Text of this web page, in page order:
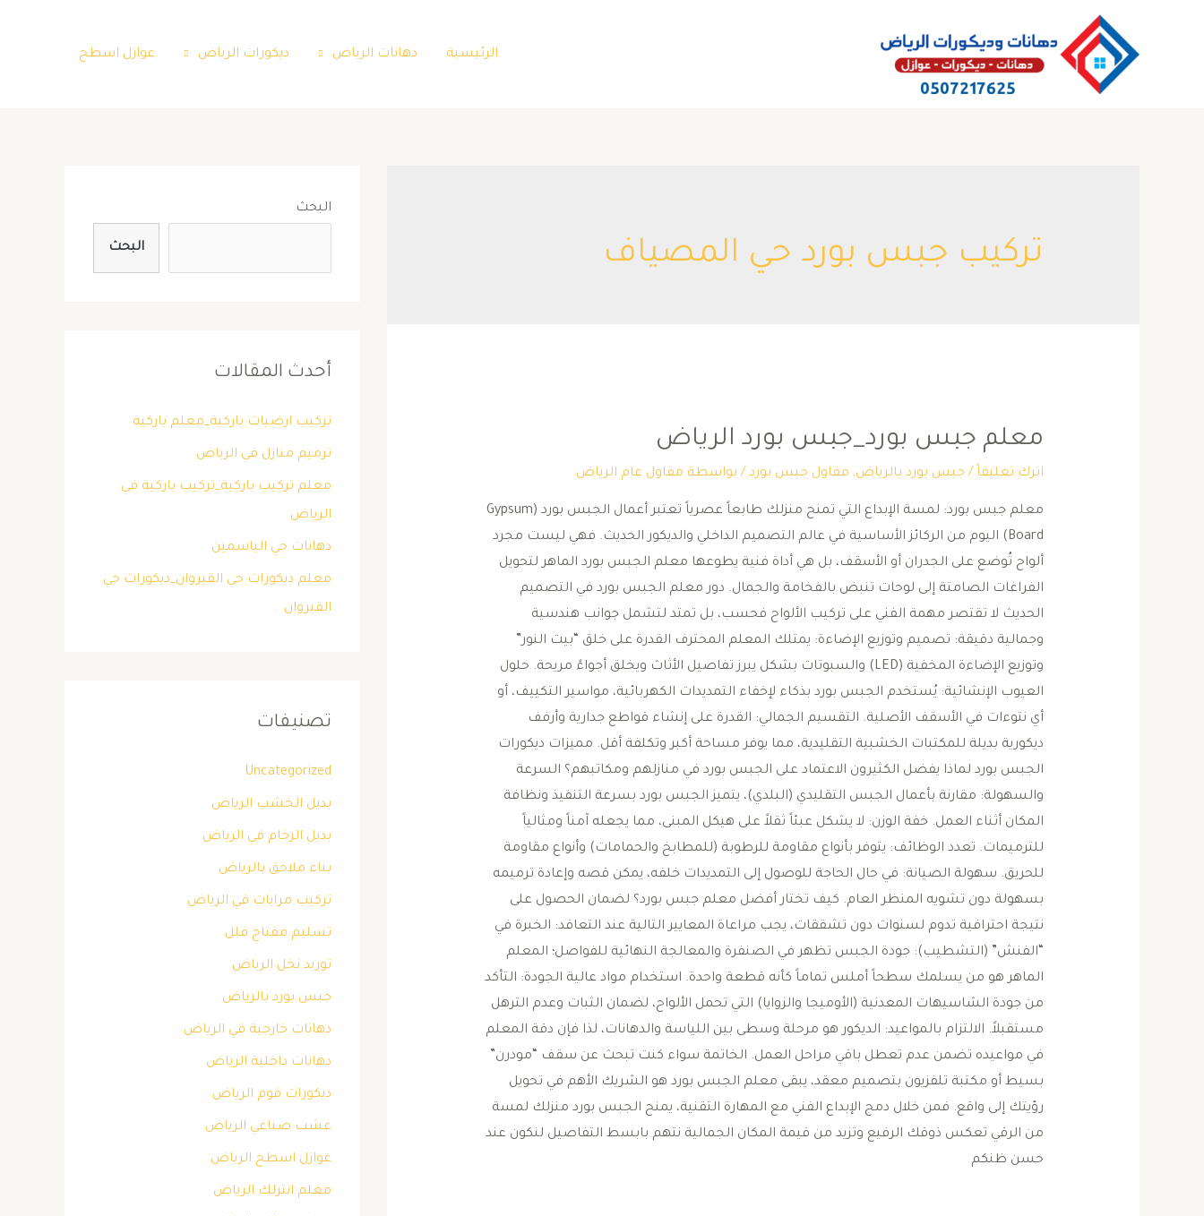
الرئيسية دهانات الرياض ديكورات الرياض عوازل اسطح
تركيب جبس بورد حي المصياف
معلم جبس بورد_جبس بورد الرياض
اترك تعليقاً /جبس بورد بالرياض, مقاول جبس بورد/ بواسطة مقاول عام الرياض
معلم جبس بورد: لمسة الإبداع التي تمنح منزلك طابعاً عصرياً ​تعتبر أعمال الجبس بورد (Gypsum
Board) اليوم من الركائز الأساسية في عالم التصميم الداخلي والديكور الحديث. فهي ليست مجرد
ألواح تُوضع على الجدران أو الأسقف، بل هي أداة فنية يطوعها معلم الجبس بورد الماهر لتحويل
الفراغات الصامتة إلى لوحات تنبض بالفخامة والجمال. ​دور معلم الجبس بورد في التصميم
الحديث ​لا تقتصر مهمة الفني على تركيب الألواح فحسب، بل تمتد لتشمل جوانب هندسية
وجمالية دقيقة: ​تصميم وتوزيع الإضاءة: يمتلك المعلم المحترف القدرة على خلق “بيت النور”
وتوزيع الإضاءة المخفية (LED) والسبوتات بشكل يبرز تفاصيل الأثاث ويخلق أجواءً مريحة. ​حلول
العيوب الإنشائية: يُستخدم الجبس بورد بذكاء لإخفاء التمديدات الكهربائية، مواسير التكييف، أو
أي نتوءات في الأسقف الأصلية. ​التقسيم الجمالي: القدرة على إنشاء قواطع جدارية وأرفف
ديكورية بديلة للمكتبات الخشبية التقليدية، مما يوفر مساحة أكبر وتكلفة أقل. ​مميزات ديكورات
الجبس بورد ​لماذا يفضل الكثيرون الاعتماد على الجبس بورد في منازلهم ومكاتبهم؟ ​السرعة
والسهولة: مقارنة بأعمال الجبس التقليدي (البلدي)، يتميز الجبس بورد بسرعة التنفيذ ونظافة
المكان أثناء العمل. ​خفة الوزن: لا يشكل عبئاً ثقلاً على هيكل المبنى، مما يجعله آمناً ومثالياً
للترميمات. ​تعدد الوظائف: يتوفر بأنواع مقاومة للرطوبة (للمطابخ والحمامات) وأنواع مقاومة
للحريق. ​سهولة الصيانة: في حال الحاجة للوصول إلى التمديدات خلفه، يمكن قصه وإعادة ترميمه
بسهولة دون تشويه المنظر العام. ​كيف تختار أفضل معلم جبس بورد؟ ​لضمان الحصول على
نتيجة احترافية تدوم لسنوات دون تشققات، يجب مراعاة المعايير التالية عند التعاقد: ​الخبرة في
“الفنش” (التشطيب): جودة الجبس تظهر في الصنفرة والمعالجة النهائية للفواصل؛ المعلم
الماهر هو من يسلمك سطحاً أملس تماماً كأنه قطعة واحدة. ​استخدام مواد عالية الجودة: التأكد
من جودة الشاسيهات المعدنية (الأوميجا والزوايا) التي تحمل الألواح، لضمان الثبات وعدم الترهل
مستقبلاً. ​الالتزام بالمواعيد: الديكور هو مرحلة وسطى بين اللياسة والدهانات، لذا فإن دقة المعلم
في مواعيده تضمن عدم تعطل باقي مراحل العمل. ​الخاتمة ​سواء كنت تبحث عن سقف “مودرن”
بسيط أو مكتبة تلفزيون بتصميم معقد، يبقى معلم الجبس بورد هو الشريك الأهم في تحويل
رؤيتك إلى واقع. فمن خلال دمج الإبداع الفني مع المهارة التقنية، يمنح الجبس بورد منزلك لمسة
من الرقي تعكس ذوقك الرفيع وتزيد من قيمة المكان الجمالية نتهم بابسط التفاصيل لنكون عند
حسن ظنكم
البحث
البحث
أحدث المقالات
تركيب ارضيات باركية_معلم باركية
ترميم منازل في الرياض
معلم تركيب باركية_تركيب باركية في
الرياض
دهانات حي الياسمين
معلم ديكورات حي القيروان_ديكورات حي
القيروان
تصنيفات
Uncategorized
بديل الخشب الرياض
بديل الرخام في الرياض
بناء ملاحق بالرياض
تركيب مرايات في الرياض
تسليم مفتاح فلل
توريد نخل الرياض
جبس بورد بالرياض
دهانات خارجية في الرياض
دهانات داخلية الرياض
ديكورات فوم الرياض
عشب صناعي الرياض
عوازل اسطح الرياض
معلم انترلك الرياض